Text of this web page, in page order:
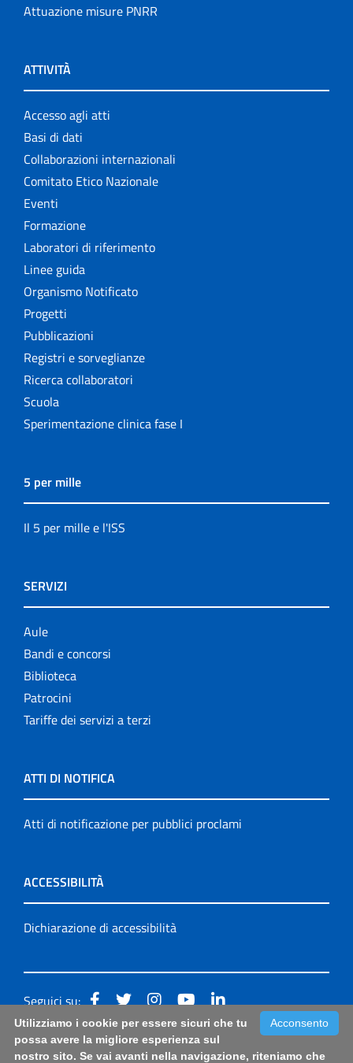
Attuazione misure PNRR
ATTIVITÀ
Accesso agli atti
Basi di dati
Collaborazioni internazionali
Comitato Etico Nazionale
Eventi
Formazione
Laboratori di riferimento
Linee guida
Organismo Notificato
Progetti
Pubblicazioni
Registri e sorveglianze
Ricerca collaboratori
Scuola
Sperimentazione clinica fase I
5 per mille
Il 5 per mille e l'ISS
SERVIZI
Aule
Bandi e concorsi
Biblioteca
Patrocini
Tariffe dei servizi a terzi
ATTI DI NOTIFICA
Atti di notificazione per pubblici proclami
ACCESSIBILITÀ
Dichiarazione di accessibilità
Seguici su:
Accessibilità: form di segnalazione di prima istanza per
Acconsento
Utilizziamo i cookie per essere sicuri che tu
possa avere la migliore esperienza sul
nostro sito. Se vai avanti nella navigazione, riteniamo che